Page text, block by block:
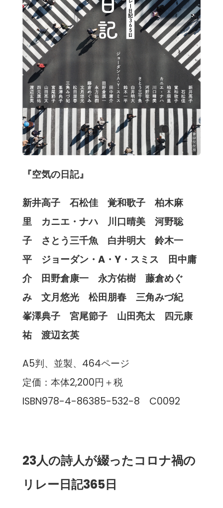
『空気の日記』
新井高子 石松佳 覚和歌子 柏木麻
里 カニエ・ナハ 川口晴美 河野聡
子 さとう三千魚 白井明大 鈴木一
平 ジョーダン・A・Y・スミス 田中庸
介 田野倉康一 永方佑樹 藤倉めぐ
み 文月悠光 松田朋春 三角みづ紀
峯澤典子 宮尾節子 山田亮太 四元康
祐 渡辺玄英
A5判、並製、464ページ
定価：本体2,200円＋税
ISBN978-4-86385-532-8 C0092
23人の詩人が綴ったコロナ禍の
リレー日記365日